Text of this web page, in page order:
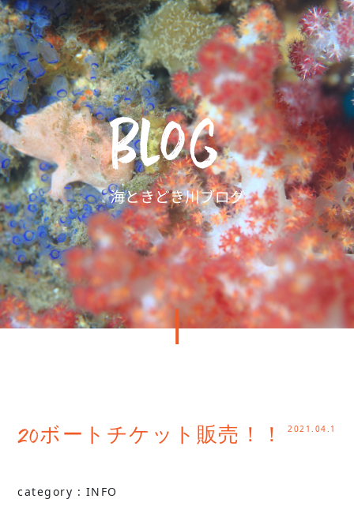
20ボートチケット販売！！ 2021.04.1
category : INFO